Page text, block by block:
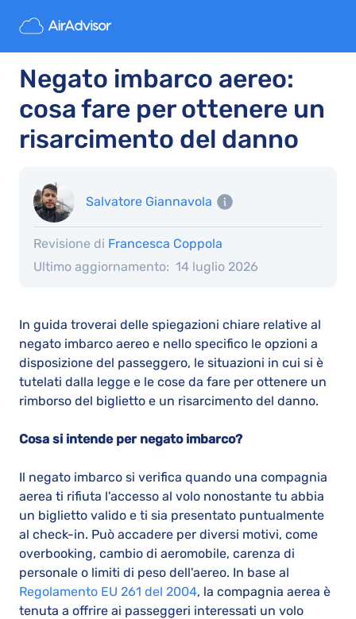
Negato imbarco aereo:
cosa fare per ottenere un
risarcimento del danno
Salvatore Giannavola
Ultimo aggiornamento: 14 luglio 2026
Revisione di Francesca Coppola
In guida troverai delle spiegazioni chiare relative al
negato imbarco aereo e nello specifico le opzioni a
disposizione del passeggero, le situazioni in cui si è
tutelati dalla legge e le cose da fare per ottenere un
rimborso del biglietto e un risarcimento del danno.
Cosa si intende per negato imbarco?
Il negato imbarco si verifica quando una compagnia
aerea ti rifiuta l'accesso al volo nonostante tu abbia
un biglietto valido e ti sia presentato puntualmente
al check-in. Può accadere per diversi motivi, come
overbooking, cambio di aeromobile, carenza di
personale o limiti di peso dell'aereo. In base al
Regolamento EU 261 del 2004, la compagnia aerea è
tenuta a offrire ai passeggeri interessati un volo